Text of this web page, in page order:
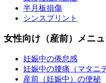
半月板損傷
シンスプリント
女性向け（産前）メニ
妊娠中の倦怠感
妊娠中の腰痛（マタニ
産前（妊娠中）の便秘